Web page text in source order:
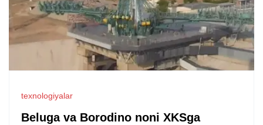
texnologiyalar
Beluga va Borodino noni XKSga